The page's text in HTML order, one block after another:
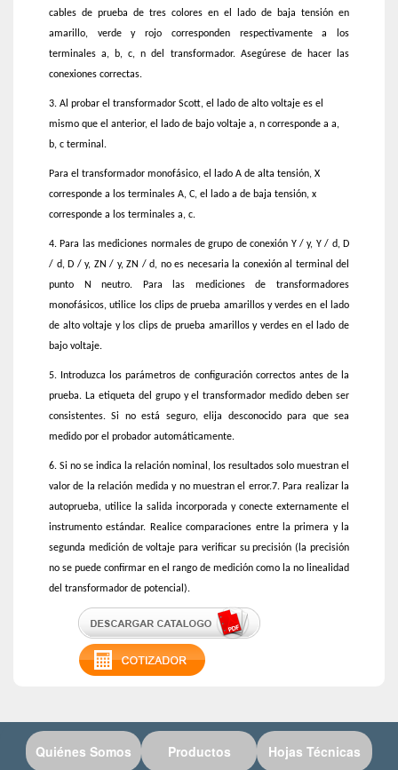
cables de prueba de tres colores en el lado de baja tensión en
amarillo, verde y rojo corresponden respectivamente a los
terminales a, b, c, n del transformador. Asegúrese de hacer las
conexiones correctas.
3. Al probar el transformador Scott, el lado de alto voltaje es el
mismo que el anterior, el lado de bajo voltaje a, n corresponde a a,
b, c terminal.
Para el transformador monofásico, el lado A de alta tensión, X
corresponde a los terminales A, C, el lado a de baja tensión, x
corresponde a los terminales a, c.
4. Para las mediciones normales de grupo de conexión Y / y, Y / d, D
/ d, D / y, ZN / y, ZN / d, no es necesaria la conexión al terminal del
punto N neutro. Para las mediciones de transformadores
monofásicos, utilice los clips de prueba amarillos y verdes en el lado
de alto voltaje y los clips de prueba amarillos y verdes en el lado de
bajo voltaje.
5. Introduzca los parámetros de configuración correctos antes de la
prueba. La etiqueta del grupo y el transformador medido deben ser
consistentes. Si no está seguro, elija desconocido para que sea
medido por el probador automáticamente.
6. Si no se indica la relación nominal, los resultados solo muestran el
valor de la relación medida y no muestran el error.7. Para realizar la
autoprueba, utilice la salida incorporada y conecte externamente el
instrumento estándar. Realice comparaciones entre la primera y la
segunda medición de voltaje para verificar su precisión (la precisión
no se puede confirmar en el rango de medición como la no linealidad
del transformador de potencial).
Quiénes Somos Productos Hojas Técnicas